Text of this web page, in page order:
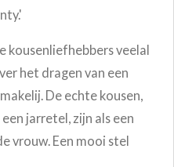
kousenliefhebbers veelal
het dragen van een
De echte kousen,
jarretel, zijn als een
vrouw. Een mooi stel